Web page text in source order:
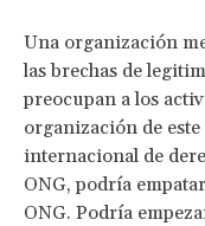
Una organización
las brechas de
preocupan a los
organización de
internacional de
ONG, podría
ONG. Podría